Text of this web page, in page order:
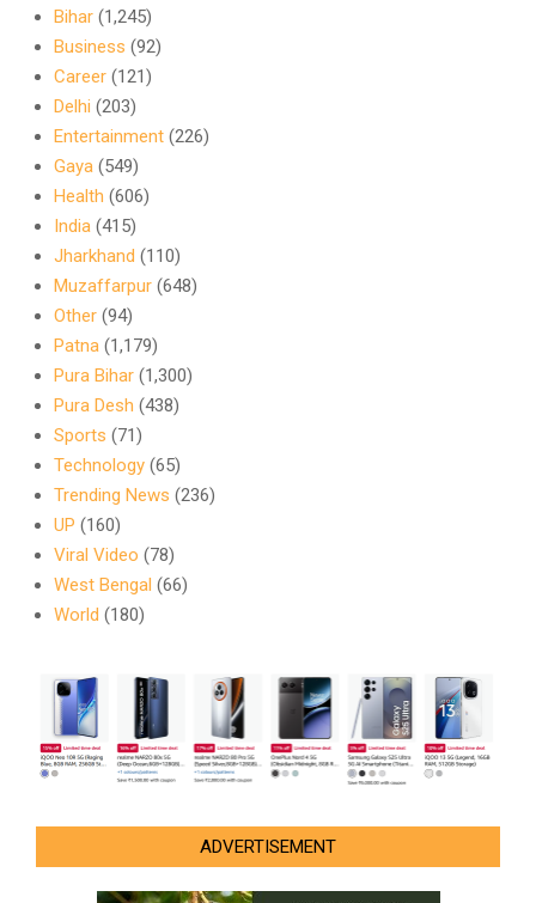
Bihar (1,245)
Business (92)
Career (121)
Delhi (203)
Entertainment (226)
Gaya (549)
Health (606)
India (415)
Jharkhand (110)
Muzaffarpur (648)
Other (94)
Patna (1,179)
Pura Bihar (1,300)
Pura Desh (438)
Sports (71)
Technology (65)
Trending News (236)
UP (160)
Viral Video (78)
West Bengal (66)
World (180)
ADVERTISEMENT